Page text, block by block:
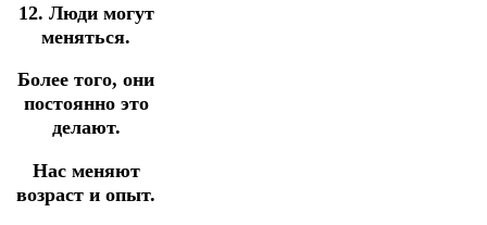
12. Люди могут
меняться.
Более того, они
постоянно это
делают.
Нас меняют
возраст и опыт.